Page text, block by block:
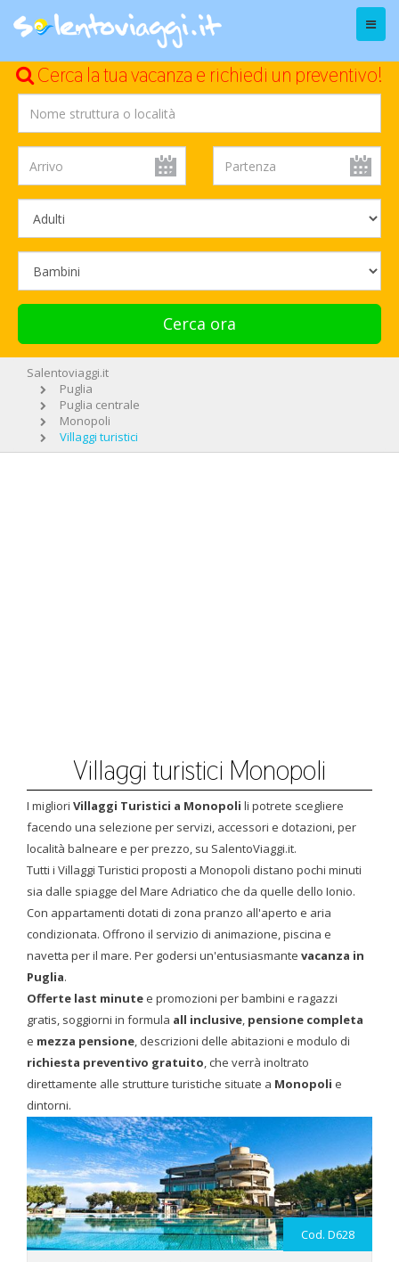
Menu
Cerca la tua vacanza e richiedi un preventivo!
Cerca ora
Salentoviaggi.it
Puglia
Puglia centrale
Monopoli
Villaggi turistici
Villaggi turistici Monopoli
I migliori Villaggi Turistici a Monopoli li potrete scegliere
facendo una selezione per servizi, accessori e dotazioni, per
località balneare e per prezzo, su SalentoViaggi.it.
Tutti i Villaggi Turistici proposti a Monopoli distano pochi minuti
sia dalle spiagge del Mare Adriatico che da quelle dello Ionio.
Con appartamenti dotati di zona pranzo all'aperto e aria
condizionata. Offrono il servizio di animazione, piscina e
navetta per il mare. Per godersi un'entusiasmante vacanza in
Puglia.
Offerte last minute e promozioni per bambini e ragazzi
gratis, soggiorni in formula all inclusive, pensione completa
e mezza pensione, descrizioni delle abitazioni e modulo di
richiesta preventivo gratuito, che verrà inoltrato
direttamente alle strutture turistiche situate a Monopoli e
dintorni.
Cod. D628